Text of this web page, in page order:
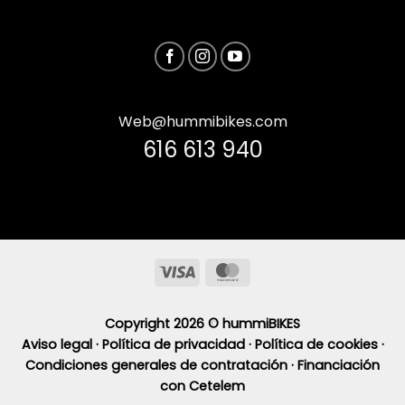
Web@hummibikes.com
616 613 940
Visa
Copyright 2026 © hummiBIKES
Aviso legal · Política de privacidad · Política de cookies ·
Condiciones generales de contratación · Financiación
con Cetelem